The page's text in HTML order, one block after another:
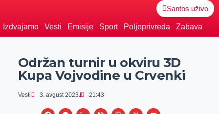
Santos uživo
Izdvajamo Vesti Emisije Sport Poljoprivreda Zabava
Održan turnir u okviru 3D
Kupa Vojvodine u Crvenki
Vesti 3. avgust 2023. 21:43